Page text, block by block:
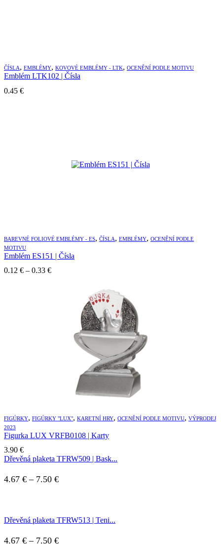
ČÍSLA, EMBLÉMY, KOVOVÉ EMBLÉMY - LTK, OCENĚNÍ PODLE MOTIVU
Emblém LTK102 | Čísla
0.45 €
BAREVNÉ FOLIOVÉ EMBLÉMY - ES, ČÍSLA, EMBLÉMY, OCENĚNÍ PODLE
MOTIVU
Emblém ES151 | Čísla
0.12 € – 0.33 €Price
FIGÚRKY, FIGÚRKY "LUX", KARETNÍ HRY, OCENĚNÍ PODLE MOTIVU, VÝPRODEJ
2023
Figurka LUX VRFB0108 | Karty
3.90 €
Dřevěná plaketa TFRW509 | Bask...
4.67 € – 7.50 €Price
through
7.50 €
Dřevěná plaketa TFRW513 | Teni...
4.67 € – 7.50 €Price